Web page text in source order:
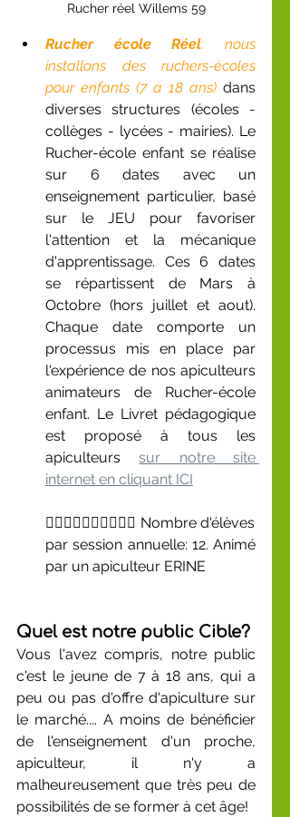
Rucher réel Willems 59
Rucher école Réel: nous
installons des ruchers-écoles
pour enfants (7 à 18 ans) dans
diverses structures (écoles -
collèges - lycées - mairies). Le
Rucher-école enfant se réalise
sur 6 dates avec un
enseignement particulier, basé
sur le JEU pour favoriser
l'attention et la mécanique
d'apprentissage. Ces 6 dates
se répartissent de Mars à
Octobre (hors juillet et aout).
Chaque date comporte un
processus mis en place par
l'expérience de nos apiculteurs
animateurs de Rucher-école
enfant. Le Livret pédagogique
est proposé à tous les
apiculteurs
sur notre site
internet en cliquant ICI
🙋‍♀️🙋‍♂️🙋‍♂️🙋‍♀️🙋‍♀️ Nombre d'élèves
par session annuelle: 12. Animé
par un apiculteur ERINE
Quel est notre public Cible?
Vous l'avez compris, notre public
c'est le jeune de 7 à 18 ans, qui a
peu ou pas d'offre d'apiculture sur
le marché.... A moins de bénéficier
de l'enseignement d'un proche,
apiculteur, il n'y a
malheureusement que très peu de
possibilités de se former à cet âge!